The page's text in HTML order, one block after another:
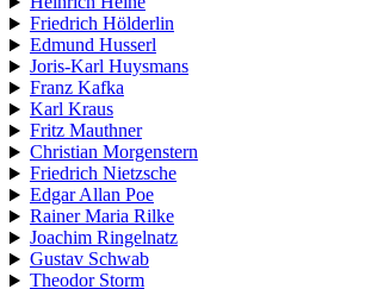
Friedrich Hölderlin
Edmund Husserl
Joris-Karl Huysmans
Franz Kafka
Karl Kraus
Fritz Mauthner
Christian Morgenstern
Friedrich Nietzsche
Edgar Allan Poe
Rainer Maria Rilke
Joachim Ringelnatz
Gustav Schwab
Theodor Storm